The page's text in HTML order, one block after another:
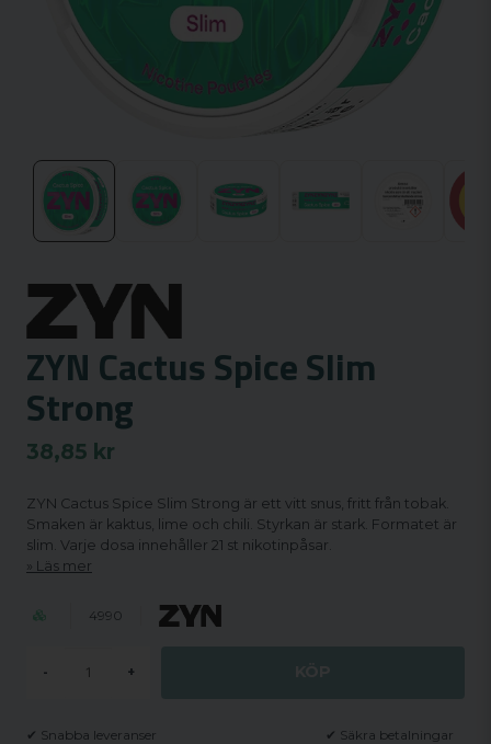
ZYN Cactus Spice Slim
Strong
38,85 kr
ZYN Cactus Spice Slim Strong är ett vitt snus, fritt från tobak.
Smaken är kaktus, lime och chili. Styrkan är stark. Formatet är
slim. Varje dosa innehåller 21 st nikotinpåsar.
Läs mer
4990
- +
✔ Snabba leveranser
✔ Säkra betalningar